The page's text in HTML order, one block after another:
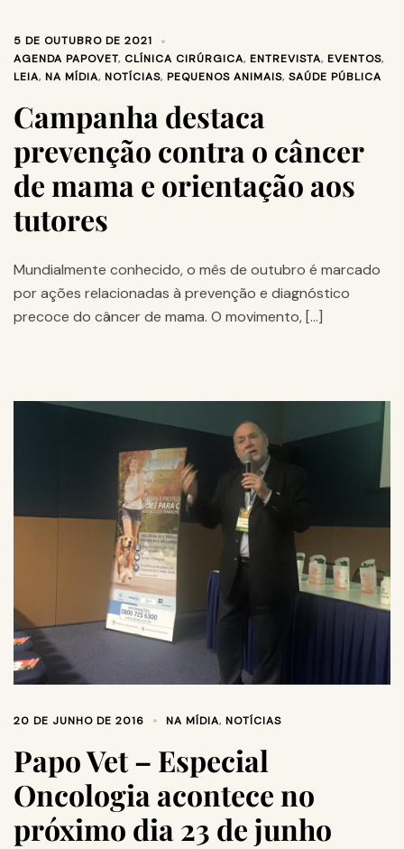
5 DE OUTUBRO DE 2021
AGENDA PAPOVET, CLÍNICA CIRÚRGICA, ENTREVISTA, EVENTOS,
LEIA, NA MÍDIA, NOTÍCIAS, PEQUENOS ANIMAIS, SAÚDE PÚBLICA
Campanha destaca
prevenção contra o câncer
de mama e orientação aos
tutores
Mundialmente conhecido, o mês de outubro é marcado
por ações relacionadas à prevenção e diagnóstico
precoce do câncer de mama. O movimento, […]
20 DE JUNHO DE 2016 NA MÍDIA, NOTÍCIAS
Papo Vet – Especial
Oncologia acontece no
próximo dia 23 de junho